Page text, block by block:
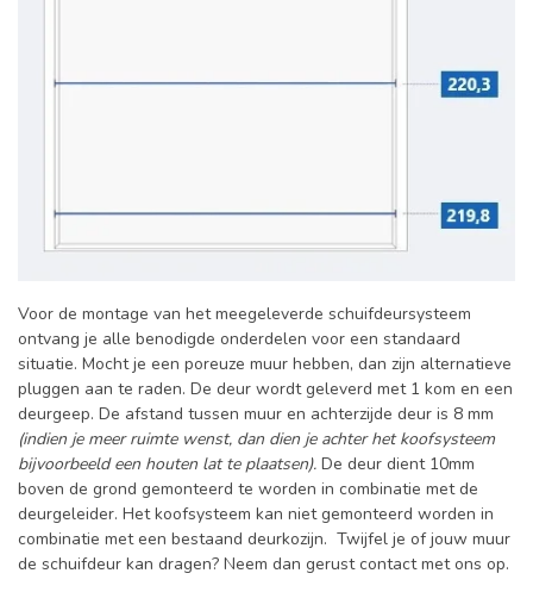
Voor de montage van het meegeleverde schuifdeursysteem
ontvang je alle benodigde onderdelen voor een standaard
situatie. Mocht je een poreuze muur hebben, dan zijn alternatieve
pluggen aan te raden. De deur wordt geleverd met 1 kom en een
deurgeep. De afstand tussen muur en achterzijde deur is 8 mm
(indien je meer ruimte wenst, dan dien je achter het koofsysteem
bijvoorbeeld een houten lat te plaatsen). De deur dient 10mm
boven de grond gemonteerd te worden in combinatie met de
deurgeleider. Het koofsysteem kan niet gemonteerd worden in
combinatie met een bestaand deurkozijn. Twijfel je of jouw muur
de schuifdeur kan dragen? Neem dan gerust contact met ons op.